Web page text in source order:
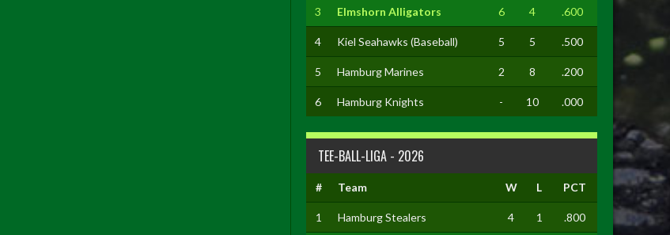
3 Elmshorn Alligators 6 4 .600
4 Kiel Seahawks (Baseball) 5 5 .500
5 Hamburg Marines 2 8 .200
6 Hamburg Knights - 10 .000
TEE-BALL-LIGA - 2026
# Team W L PCT
1 Hamburg Stealers 4 1 .800